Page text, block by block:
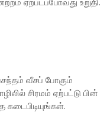
ஏற்படப்போவது உறுதி.
வீசப் போகும்
சிரமம் ஏற்பட்டு பின்